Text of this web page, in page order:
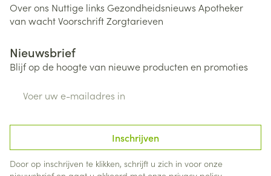
Over ons Nuttige links Gezondheidsnieuws Apotheker
van wachtVoorschriftZorgtarieven
Nieuwsbrief
Blijf op de hoogte van nieuwe producten en promoties
Inschrijven
Door op inschrijven te klikken, schrijft u zich in voor onze